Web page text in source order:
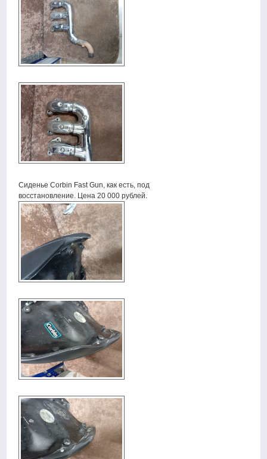
Сиденье Corbin Fast Gun, как есть, под
восстановление. Цена 20 000 рублей.